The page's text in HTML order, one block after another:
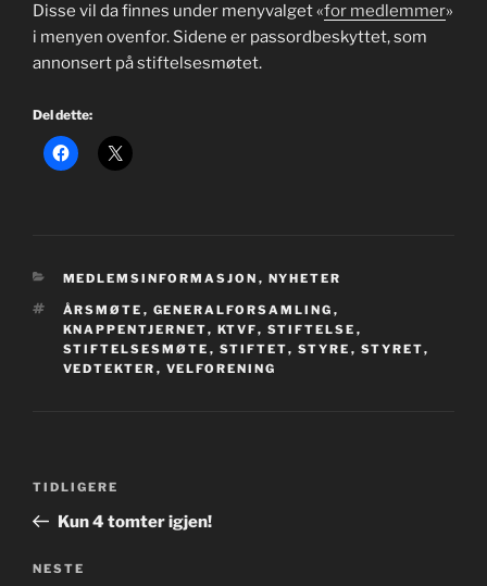
Disse vil da finnes under menyvalget «for medlemmer»
i menyen ovenfor. Sidene er passordbeskyttet, som
annonsert på stiftelsesmøtet.
Del dette:
KATEGORIER
MEDLEMSINFORMASJON , NYHETER
STIKKORD
ÅRSMØTE , GENERALFORSAMLING ,
KNAPPENTJERNET, KTVF, STIFTELSE ,
STIFTELSESMØTE , STIFTET, STYRE , STYRET,
VEDTEKTER , VELFORENING
Innleggsnavigasjon
Forrige
innlegg
TIDLIGERE
Kun 4 tomter igjen!
Neste
NESTE